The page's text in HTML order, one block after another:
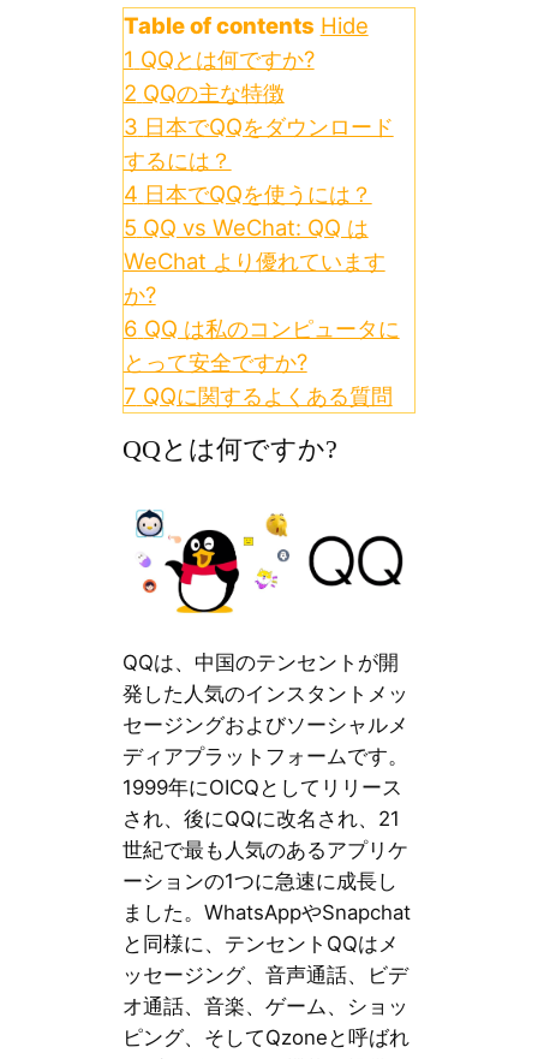
Table of contents Hide
1 QQとは何ですか?
2 QQの主な特徴
3 日本でQQをダウンロード
するには？
4 日本でQQを使うには？
5 QQ vs WeChat: QQ は
WeChat より優れています
か?
6 QQ は私のコンピュータに
とって安全ですか?
7 QQに関するよくある質問
QQとは何ですか?
QQは、中国のテンセントが開
発した人気のインスタントメッ
セージングおよびソーシャルメ
ディアプラットフォームです。
1999年にOICQとしてリリース
され、後にQQに改名され、21
世紀で最も人気のあるアプリケ
ーションの1つに急速に成長し
ました。WhatsAppやSnapchat
と同様に、テンセントQQはメ
ッセージング、音声通話、ビデ
オ通話、音楽、ゲーム、ショッ
ピング、そしてQzoneと呼ばれ